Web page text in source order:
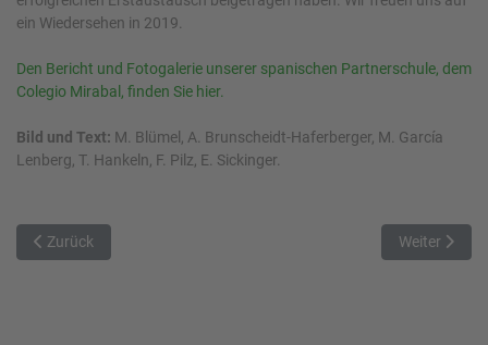
ein Wiedersehen in 2019.
Den Bericht und Fotogalerie unserer spanischen Partnerschule, dem
Colegio Mirabal, finden Sie hier.
Bild und Text: M. Blümel, A. Brunscheidt-Haferberger, M. García
Lenberg, T. Hankeln, F. Pilz, E. Sickinger.
Vorheriger Beitrag: Spanienaustausch 2018 in Madrid
Zurück Nächster
Weiter